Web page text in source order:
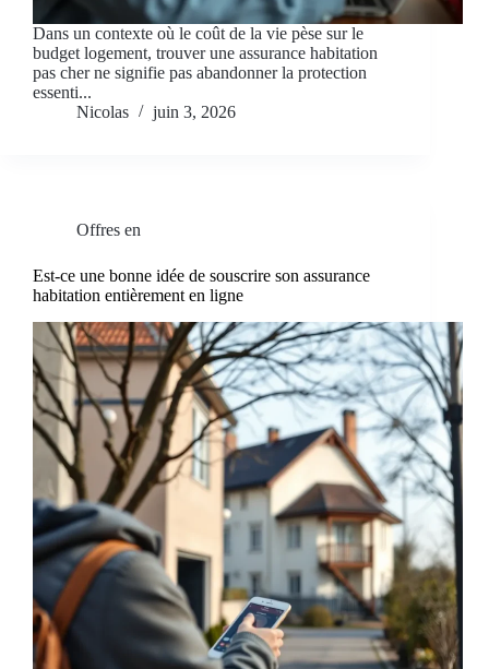
Dans un contexte où le coût de la vie pèse sur le
budget logement, trouver une assurance habitation
pas cher ne signifie pas abandonner la protection
essenti...
Nicolas
juin 3, 2026
Offres en
Est-ce une bonne idée de souscrire son assurance
habitation entièrement en ligne